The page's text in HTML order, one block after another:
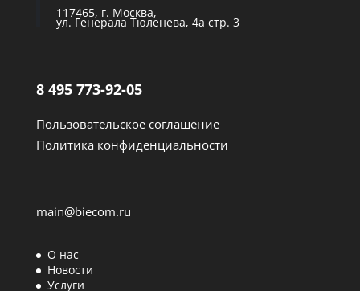
117465, г. Москва,
ул. Генерала Тюленева, 4а стр. 3
8 495 773-92-05
Пользовательское соглашение
Политика конфиденциальности
main@biecom.ru
О нас
Новости
Услуги